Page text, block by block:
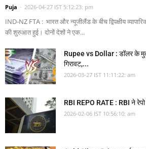
Puja - 2026-04-27 IST 5:12:23: pm
IND-NZ FTA : भारत और न्यूजीलैंड के बीच द्विपक्षीय
की शुरुआत हुई। दोनों देशों ने एक...
Rupee vs Dollar : डॉलर के
गिरावट,...
2026-03-27 IST 11:11:22: am
RBI REPO RATE : RBI ने
2026-02-06 IST 10:56:10: am